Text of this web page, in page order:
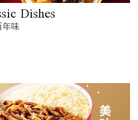
Dishes
年味